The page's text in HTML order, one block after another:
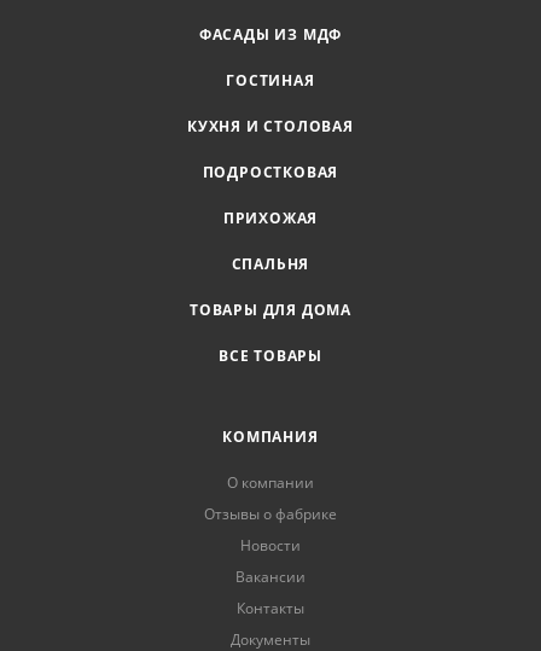
ФАСАДЫ ИЗ МДФ
ГОСТИНАЯ
КУХНЯ И СТОЛОВАЯ
ПОДРОСТКОВАЯ
ПРИХОЖАЯ
СПАЛЬНЯ
ТОВАРЫ ДЛЯ ДОМА
ВСЕ ТОВАРЫ
КОМПАНИЯ
О компании
Отзывы о фабрике
Новости
Вакансии
Контакты
Документы